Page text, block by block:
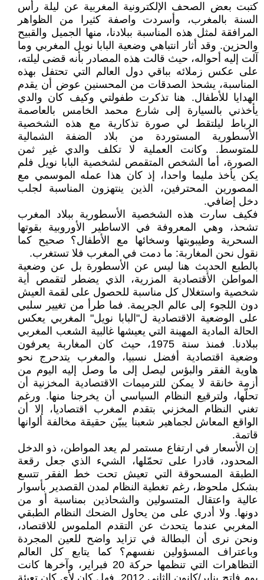
كتبت بعض الصحف الإلكترونية المغربية عن ليلة رأس
السنة بالمغرب، وأسردت واصفة كثيرا من الظواهر
المرافقة لمثل هذه المناسبة ببلادنا، منها الجميل والقبيح
والحزين. وقد أثار انتباهي وضعية البابا نويل المغربي وما
آلت إليه أحواله، حيث قالت هذه المصادر بأنه قضى ليلته،
على عكس زملائه بباقي دول العالم التي تحتفل بهذه
المناسبة، يشحذ الصدقات من المحسنين عوض أن يقدم
الهدايا للأطفال. هنا تذكرت طفولتي وكيف كان والدي
يأخذني بالسيارة إلى شارع محمد الخامس بالعاصمة
الرباط ليلتقط لي صورة تذكارية مع هذه الشخصية
الأسطورية المستوردة من بلاد الضفة الشمالية
للمتوسط. وكانت العملية لا تكلف والدي غير ثمن
الصورة، أما الشخص المتقمص لشخصية البابا نويل فلم
يكن يأخذ مليما واحدا، إذ كان هذا عمله الموسمي مع
المصورين المحترفين، الذين ينتهزون المناسبة لجلب
دخل إضافي.
فكيف سارت هذه الشخصية الأسطورية ببلاد المغرب
تشحذ، وهي المعروفة في الاساطير الأوروبية بقوتها
السحرية وطيبوبتها وسخائها مع الأطفال؟ صحيح كما
نقول نحن المغاربة: ما دمت في المغرب فلا تستغرب.
بالطبع الحديث هنا ليس عن الأسطورة بل عن وضعية
المواطن الأقتصادية المزرية، الذي يضطر لتقمص أية
شخصية واستغلال كل مناسبة للحصول على لقمة العيش
دون اللجوء إلى عالم الجريمة. فما طرأ من تغيير سلبي
على الوضعية الاقتصادية ل"البابا نويل" المغربي يعكس
الحالة المادية المهينة التي يعيشها غالبية الشعب المغربي
ببلادنا. فمنذ سنة 1975، حيث كان المغاربة يعرفون
وضعية اقتصادية أفضل نسبيا، والمغرب يتدحرج نحو
هاوية الفقر والبؤس ليصل إلى ما وصل إليه اليوم من
أزمة خانقة لا يمكن للترميمات الاقتصادية المخزنية أن
تحلّها، ولترقيع النظام السياسي أن يخرجنا منها. ورغم
تغني النظام المخزني بتقدم المغرب اقتصاديا، إلا أن
الواقع المعاش لجماهير شعبنا يبيّن حقيقة مخالفة ألوانها
قاتمة.
إن الأسعار في ارتفاع مستمر لم يعد المواطن، ذو الدخل
المحدود، قادرا على تحمّلها، الشيء الذي جعل رقعة
الطبقة المسحوقة التي تعيش تحت خط الفقر تتسع
بشكل ملحوظ، رغم تغطية النظام لمدن القصدير بأسوار
عالية واعتقال المتسولين والشحاذين بمناسبة أو من
دونها. ولا أدري على من يحاول الضحك النظام الطبقي
المغربي عندما يتحدث عن التقدم الملموس للاقتصاد،
ونحن نرى أن البطالة في تزايد واضح للعين المجردة
وباعتراف المسؤولين نفسهم؟ كما يتابع كل العالم
التظاهرات التي تنظمها حركة 20 فبراير، وآخرها كانت